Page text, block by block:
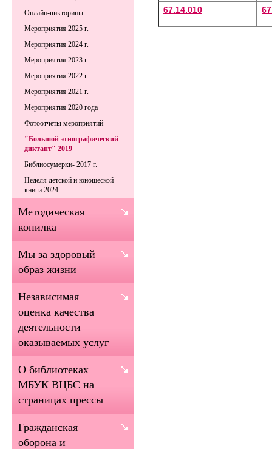
67.14.010
Онлайн-викторины
Мероприятия 2025 г.
Мероприятия 2024 г.
Мероприятия 2023 г.
Мероприятия 2022 г.
Мероприятия 2021 г.
Мероприятия 2020 года
Фотоотчеты мероприятий
"Большой этнографический
диктант" 2019
Библиосумерки- 2017 г.
Неделя детской и юношеской
книги 2024
Методическая
копилка
Мы за здоровый
образ жизни
Независимая
оценка качества
деятельности
оказываемых услуг
О библиотеках
МБУК ВЦБС на
страницах прессы
Гражданская
оборона и